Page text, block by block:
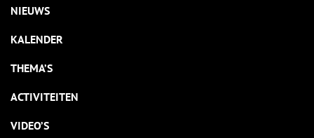
NIEUWS
KALENDER
THEMA’S
ACTIVITEITEN
VIDEO’S